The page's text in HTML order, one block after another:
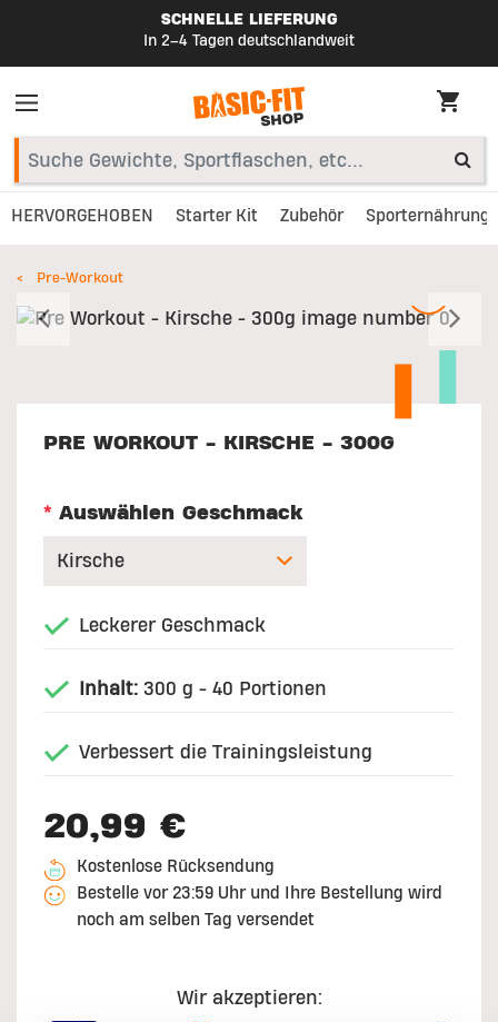
SCHNELLE LIEFERUNG
In 2–4 Tagen deutschlandweit
HERVORGEHOBEN Starter Kit Zubehör Sporternährung
Pre-Workout
Vorherige
PRE WORKOUT - KIRSCHE - 300G
* Auswählen Geschmack
Leckerer Geschmack
Inhalt: 300 g - 40 Portionen
Verbessert die Trainingsleistung
20,99 €
Kostenlose Rücksendung
Bestelle vor 23:59 Uhr und Ihre Bestellung wird
noch am selben Tag versendet
Wir akzeptieren: